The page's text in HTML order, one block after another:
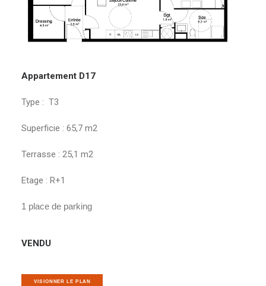
Appartement D17
Type : T3
Superficie : 65,7 m2
Terrasse : 25,1 m2
Etage : R+1
1 place de parking
VENDU
VISIONNER LE PLAN